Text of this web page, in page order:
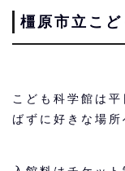
橿原市立こど
こども科学館は
ばずに好きな場所